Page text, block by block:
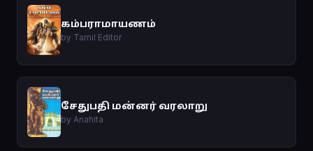
கம்பராமாயணம்
by Tamil Editor
சேதுபதி மன்னர் வரலாறு
by Anahita